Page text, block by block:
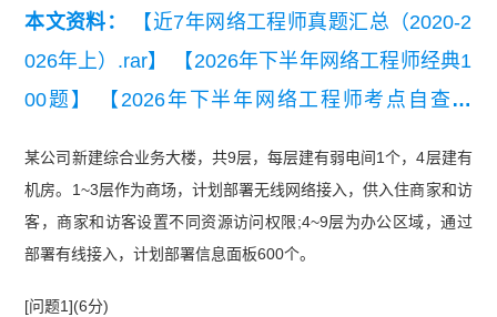
本文资料：
【近7年网络工程师真题汇总（2020-2
026年上）.rar】
【2026年下半年网络工程师经典1
00题】
【2026年下半年网络工程师考点自查清
全】
【2026年下半年网络工程师知识点集锦】 【2
026年5月23日网工案例真题及答案】 【2026年5月
网络工程师综合知识真题】 【2024年下半年网络
工程师考试综合知识真题】
某公司新建综合业务大楼，共9层，每层建有弱电间1个，4层建有
机房。1~3层作为商场，计划部署无线网络接入，供入住商家和访
客，商家和访客设置不同资源访问权限;4~9层为办公区域，通过
部署有线接入，计划部署信息面板600个。
[问题1](6分)